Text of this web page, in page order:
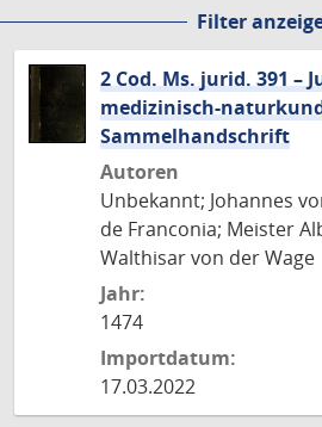
Filter
2 Cod. Ms. jurid. 391 –
medizinisch-
Sammelhandschrift
Autoren
Unbekannt; Johannes
de Franconia; Meister
Walthisar von der Wage
Jahr:
1474
Importdatum:
17.03.2022